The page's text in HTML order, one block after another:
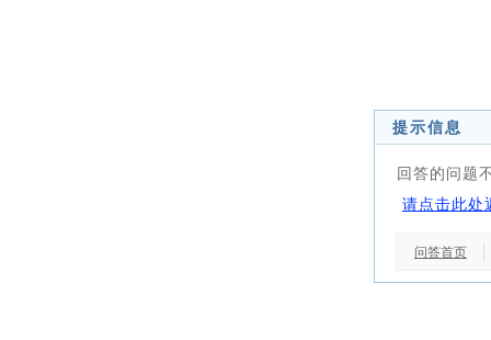
提示信息
回答的问题
请点击此处
问答首页